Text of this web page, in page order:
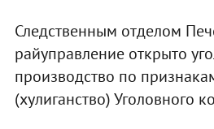
Следственным отделом
райуправление открыто
производство по
(хулиганство) Уголовного